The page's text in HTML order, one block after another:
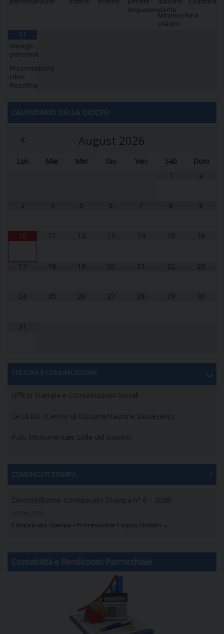
Acquapendente
Minimacchina
pilastro
31
Impegni
personali
Presentazione
Libro
Rescifina
CALENDARIO DELLA DIOCESI
August 2026
Lun Mar Mer Gio Ven Sab
Dom
1
2
3 4 5 6 7 8 9
10 11 12 13 14 15 16
17 18 19 20 21 22 23
24 25 26 27 28 29 30
31
CULTURA E COMUNICAZIONE
Ufficio Stampa e Comunicazioni Sociali
Ce.Di.Do. (Centro di Documentazione Diocesano)
Polo Monumentale Colle del Duomo
COMUNICATI STAMPA
DiocesInforma: Comunicato Stampa n° 6 – 2026
03/06/2026
Comunicato Stampa – Processione Corpus Domini →
Contabilità e Rendiconto Parrocchiale